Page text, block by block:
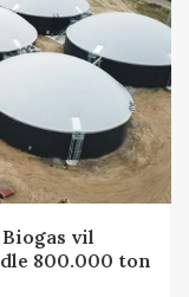
vil
800.000 ton